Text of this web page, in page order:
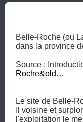
Belle-Roche (ou
dans la province
Source :
Roche&old…
Le site de Belle-
Il voisine et
l'exploitation le